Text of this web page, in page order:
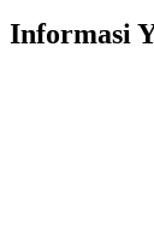
Informasi